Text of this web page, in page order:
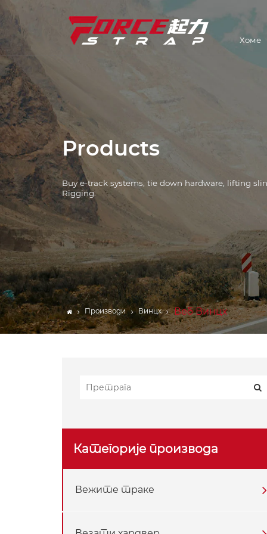
Хоме
Л Трацк Системс
Ланац и везива
Лифтинг Слингс
ЦАРГО БАРС
Веббинг
Компоненте опреме за
подизање
Products
Buy e-track systems, tie down hardware, lifting
Rigging.
Производи Винцх Веб Винцх
Категорије производа
Вежите траке